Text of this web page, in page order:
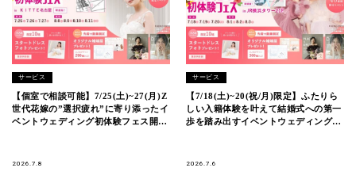
サービス
【個室で相談可能】7/25(土)~27(月)Z
世代花嫁の”選択疲れ”に寄り添ったイ
ベントウェディング初体験フェス開催
2026.7.8
サービス
【7/18(土)~20(祝/月)限定】ふたりら
しい入籍体験を叶えて結婚式への第一
歩を踏み出すイベントウェディングフ
2026.7.6